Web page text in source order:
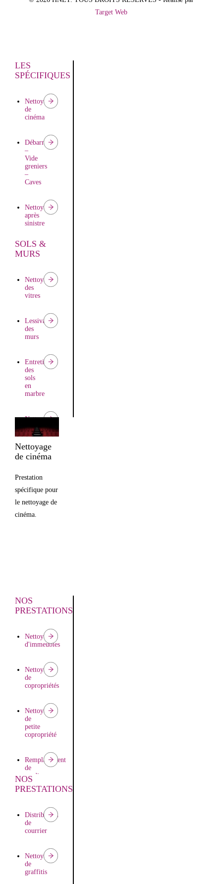
Target Web
LES
SPÉCIFIQUES
Nettoyage
de
cinéma
Débarras
–
Vide
greniers
–
Caves
Nettoyage
après
sinistre
Nettoyage
après
Remise
en
d’appartements
SOLS &
MURS
Nettoyage
des
vitres
Lessivage
des
murs
Entretien
des
sols
en
marbre
Nettoyage
moquette
Entretien
des
Nettoyage
de cinéma
Prestation
spécifique pour
le nettoyage de
cinéma.
NOS
PRESTATIONS
Nettoyage
d'immeubles
Nettoyage
de
copropriétés
Nettoyage
de
petite
copropriété
Remplacement
de
gardien
NOS
PRESTATIONS
Distribution
de
courrier
Nettoyage
de
graffitis